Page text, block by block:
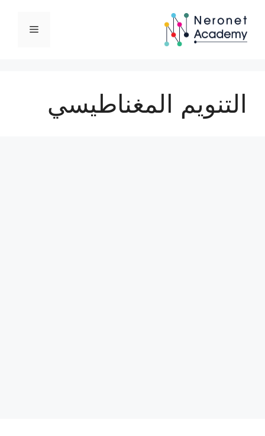
المحتوى
القائمة
التنويم المغناطيسي